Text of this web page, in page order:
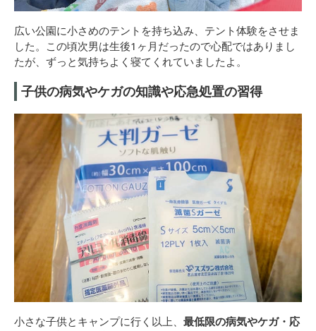
広い公園に小さめのテントを持ち込み、テント体験をさせま
した。この頃次男は生後1ヶ月だったので心配ではありまし
たが、ずっと気持ちよく寝てくれていましたよ。
子供の病気やケガの知識や応急処置の習得
小さな子供とキャンプに行く以上、 最低限の病気やケガ・応